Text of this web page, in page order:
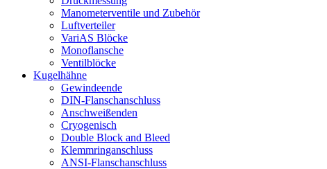
Manometerventile und Zubehör
Luftverteiler
VariAS Blöcke
Monoflansche
Ventilblöcke
Kugelhähne
Gewindeende
DIN-Flanschanschluss
Anschweißenden
Cryogenisch
Double Block and Bleed
Klemmringanschluss
ANSI-Flanschanschluss